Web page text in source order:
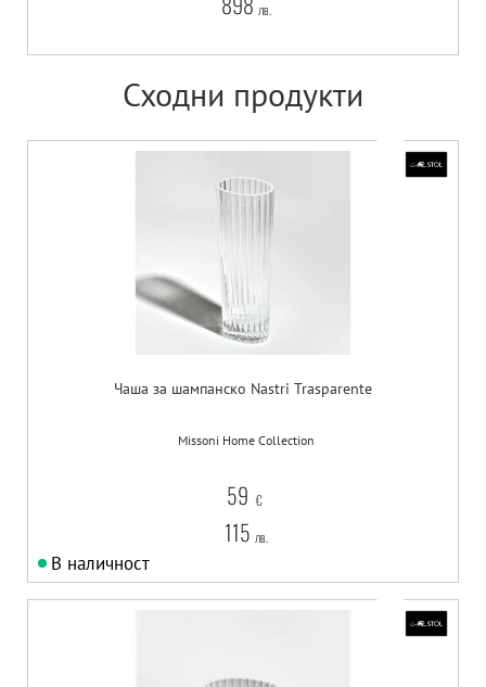
лв.
Сходни продукти
Чаша за шампанско Nastri Trasparente
Missoni Home Collection
59 €
115 лв.
В наличност